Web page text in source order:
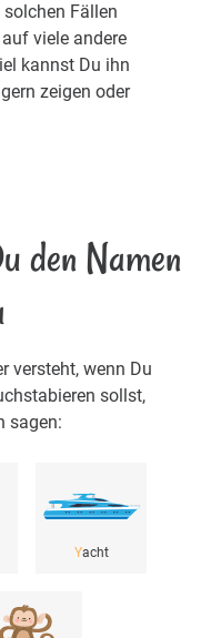
Fällen
viele andere
kannst Du ihn
zeigen oder
den Namen
versteht, wenn Du
sollst,
sagen:
Yacht